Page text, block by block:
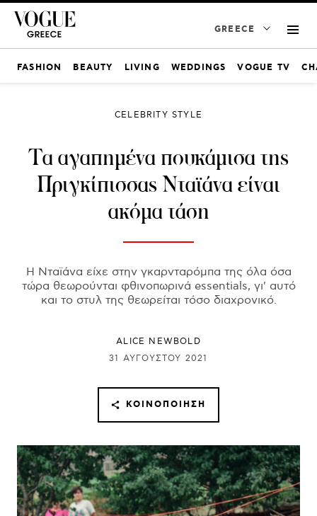
GREECE
FASHION BEAUTY LIVING WEDDINGS VOGUE TV
CELEBRITY STYLE
Τα αγαπημένα πουκάμισα της
Πριγκίπισσας Νταϊάνα είναι
ακόμα τάση
Η Νταϊάνα είχε στην γκαρνταρόμπα της όλα όσα
τώρα θεωρούνται φθινοπωρινά essentials, γι' αυτό
και το στυλ της θεωρείται τόσο διαχρονικό.
ALICE NEWBOLD
31 ΑΥΓΟΎΣΤΟΥ 2021
ΚΟΙΝΟΠΟΊΗΣΗ